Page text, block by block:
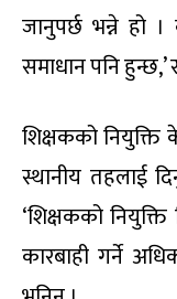
जानुपर्छ भन्ने हो
समाधान पनि
शिक्षकको नियुक्ति
स्थानीय तहलाई
‘शिक्षकको
कारबाही गर्ने